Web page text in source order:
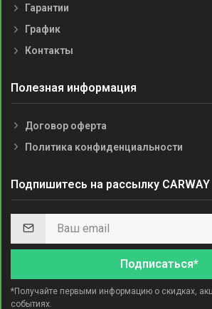
Гарантии
График
Контакты
Полезная информация
Договор оферта
Политика конфиденциальности
Подпишитесь на рассылку CARWAY
Подписаться*
*Получайте первыми информацию о скидках,
событиях.